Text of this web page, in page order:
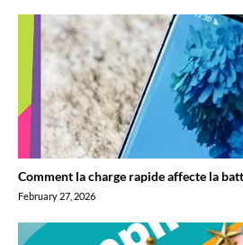
Comment la charge rapide affecte la
February 27, 2026